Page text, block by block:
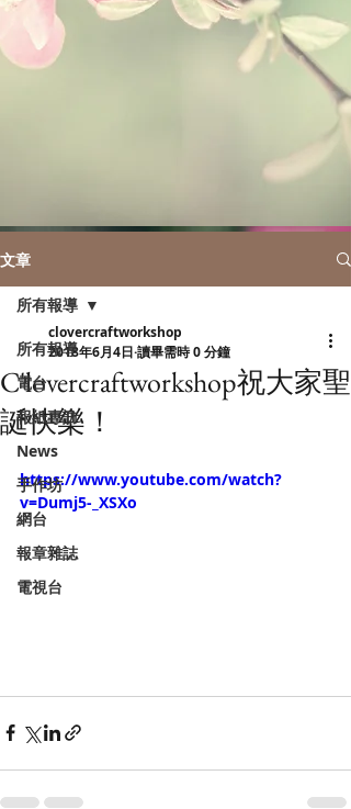
文章
所有報導
電台
報紙專訪
News
手作坊
網台
報章雜誌
電視台
所有報導
C'lovercraftworkshop祝大家聖
誕快樂！
clovercraftworkshop
2018年6月4日 讀畢需時 0 分鐘
https://www.youtube.com/watch?
v=Dumj5-_XSXo